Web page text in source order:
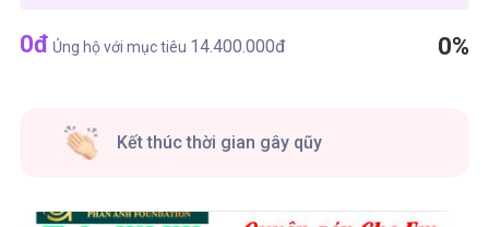
0đ Ủng hộ với mục tiêu 14.400.000đ 0%
Kết thúc thời gian gây qũy